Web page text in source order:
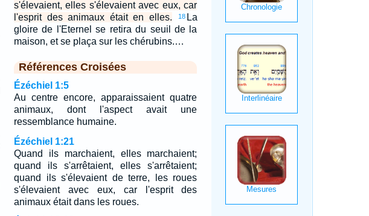
s'élevaient, elles s'élevaient avec eux, car
l'esprit des animaux était en elles.
18 La
gloire de l'Eternel se retira du seuil de la
maison, et se plaça sur les chérubins.…
Références Croisées
Ézéchiel 1:5
Au centre encore, apparaissaient quatre
animaux, dont l'aspect avait une
ressemblance humaine.
Ézéchiel 1:21
Quand ils marchaient, elles marchaient;
quand ils s'arrêtaient, elles s'arrêtaient;
quand ils s'élevaient de terre, les roues
s'élevaient avec eux, car l'esprit des
animaux était dans les roues.